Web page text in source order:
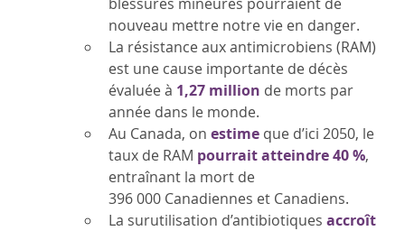
nouveau mettre notre vie en danger.
La résistance aux antimicrobiens (RAM)
est une cause importante de décès
évaluée à 1,27 million de morts par
année dans le monde.
Au Canada, on estime que d’ici 2050, le
taux de RAM pourrait atteindre 40 %,
entraînant la mort de
396 000 Canadiennes et Canadiens.
La surutilisation d’antibiotiques accroît